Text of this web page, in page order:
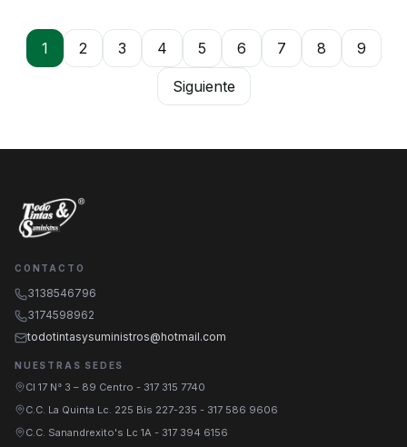
1 2 3 4 5 6 7 8 9
Siguiente
CONTACTO
3138546796
3174598962
todotintasysuministros@hotmail.com
NUESTRAS SEDES
Cl 17 N° 3 – 89 Centro - 317 315 7740
C.C. La Quinta Lc. 225 Bis 227-235 - 317 586 9606
C.C. Sanandrexito's Lc 1A - 317 394 6156